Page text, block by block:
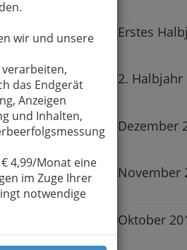
wir und unsere
das Endgerät
Anzeigen
und Inhalten,
4,99/Monat eine
im Zuge Ihrer
notwendige
Erstes
2. Halbjahr
Dezember
November
Oktober